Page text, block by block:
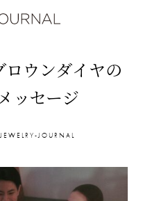
ウンダイヤの
ッセージ
JEWELRY-JOURNAL